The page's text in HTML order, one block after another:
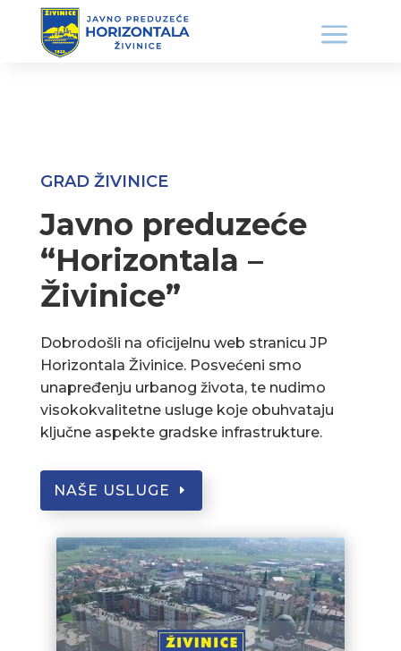
GRAD ŽIVINICE
Javno preduzeće
“Horizontala –
Živinice”
Dobrodošli na oficijelnu web stranicu JP
Horizontala Živinice. Posvećeni smo
unapređenju urbanog života, te nudimo
visokokvalitetne usluge koje obuhvataju
ključne aspekte gradske infrastrukture.
NAŠE USLUGE